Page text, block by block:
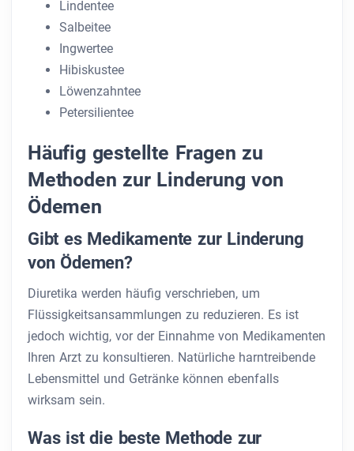
Lindentee
Salbeitee
Ingwertee
Hibiskustee
Löwenzahntee
Petersilientee
Häufig gestellte Fragen zu
Methoden zur Linderung von
Ödemen
Gibt es Medikamente zur Linderung
von Ödemen?
Diuretika werden häufig verschrieben, um
Flüssigkeitsansammlungen zu reduzieren. Es ist
jedoch wichtig, vor der Einnahme von Medikamenten
Ihren Arzt zu konsultieren. Natürliche harntreibende
Lebensmittel und Getränke können ebenfalls
wirksam sein.
Was ist die beste Methode zur